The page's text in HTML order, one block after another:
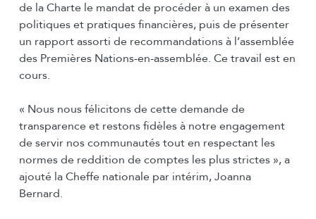
de la Charte le mandat de procéder à un examen des
politiques et pratiques financières, puis de présenter
un rapport assorti de recommandations à l’assemblée
des Premières Nations-en-assemblée. Ce travail est en
cours.
« Nous nous félicitons de cette demande de
transparence et restons fidèles à notre engagement
de servir nos communautés tout en respectant les
normes de reddition de comptes les plus strictes », a
ajouté la Cheffe nationale par intérim, Joanna
Bernard.